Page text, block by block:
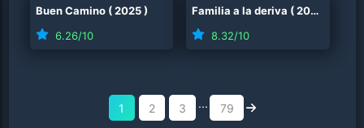
Buen Camino (2025)
6.26/10
Familia a la deriva (2026
8.32/10
1 2 3 ... 79